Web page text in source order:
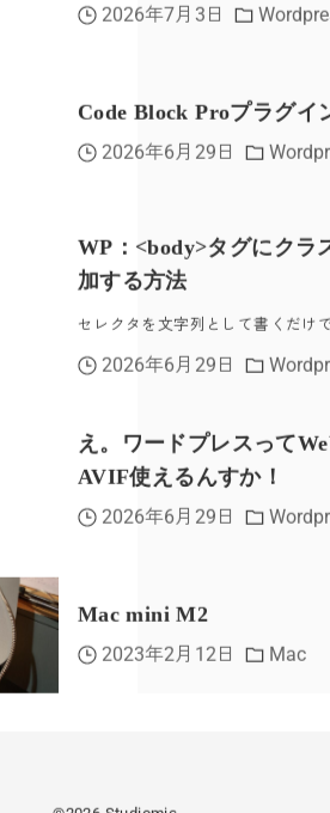
2026年7月3日
Code Block Proプラグイ
2026年6月29日
WP：<body>タグにクラ
加する方法
セレクタを文字列として書くだけ
2026年6月29日
え。ワードプレスって
AVIF使えるんすか！
2026年6月29日
Mac mini M2
2023年2月12日 Mac